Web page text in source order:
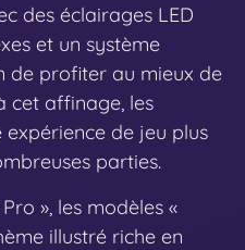
des éclairages LED
et un système
de profiter au mieux de
cet affinage, les
expérience de jeu plus
parties.
», les modèles «
illustré riche en